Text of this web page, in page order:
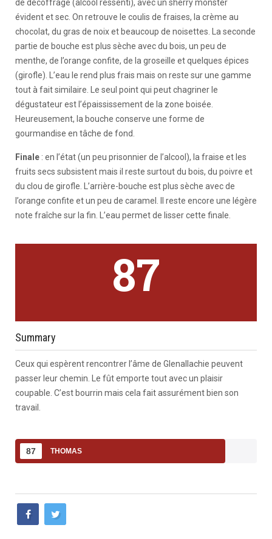
de décoffrage (alcool ressenti), avec un sherry monster
évident et sec. On retrouve le coulis de fraises, la crème au
chocolat, du gras de noix et beaucoup de noisettes. La seconde
partie de bouche est plus sèche avec du bois, un peu de
menthe, de l’orange confite, de la groseille et quelques épices
(girofle). L’eau le rend plus frais mais on reste sur une gamme
tout à fait similaire. Le seul point qui peut chagriner le
dégustateur est l’épaississement de la zone boisée.
Heureusement, la bouche conserve une forme de
gourmandise en tâche de fond.
Finale : en l’état (un peu prisonnier de l’alcool), la fraise et les
fruits secs subsistent mais il reste surtout du bois, du poivre et
du clou de girofle. L’arrière-bouche est plus sèche avec de
l’orange confite et un peu de caramel. Il reste encore une légère
note fraîche sur la fin. L’eau permet de lisser cette finale.
87
Summary
Ceux qui espèrent rencontrer l’âme de Glenallachie peuvent
passer leur chemin. Le fût emporte tout avec un plaisir
coupable. C’est bourrin mais cela fait assurément bien son
travail.
87 THOMAS